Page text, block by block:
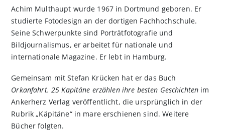
Achim Multhaupt wurde 1967 in Dortmund geboren. Er
studierte Fotodesign an der dortigen Fachhochschule.
Seine Schwerpunkte sind Porträtfotografie und
Bildjournalismus, er arbeitet für nationale und
internationale Magazine. Er lebt in Hamburg.
Gemeinsam mit Stefan Krücken hat er das Buch
Orkanfahrt. 25 Kapitäne erzählen ihre besten Geschichten im
Ankerherz Verlag veröffentlicht, die ursprünglich in der
Rubrik „Käpitäne“ in mare erschienen sind. Weitere
Bücher folgten.